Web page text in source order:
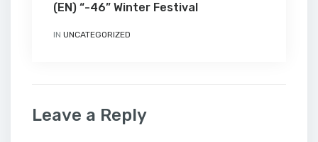
(EN) “-46” Winter Festival
IN UNCATEGORIZED
Leave a Reply